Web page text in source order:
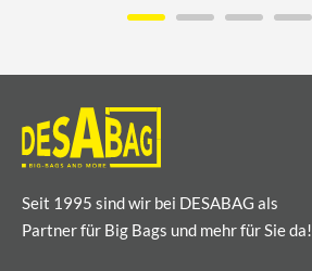
Seit 1995 sind wir bei DESABAG als
Partner für Big Bags und mehr für Sie da!